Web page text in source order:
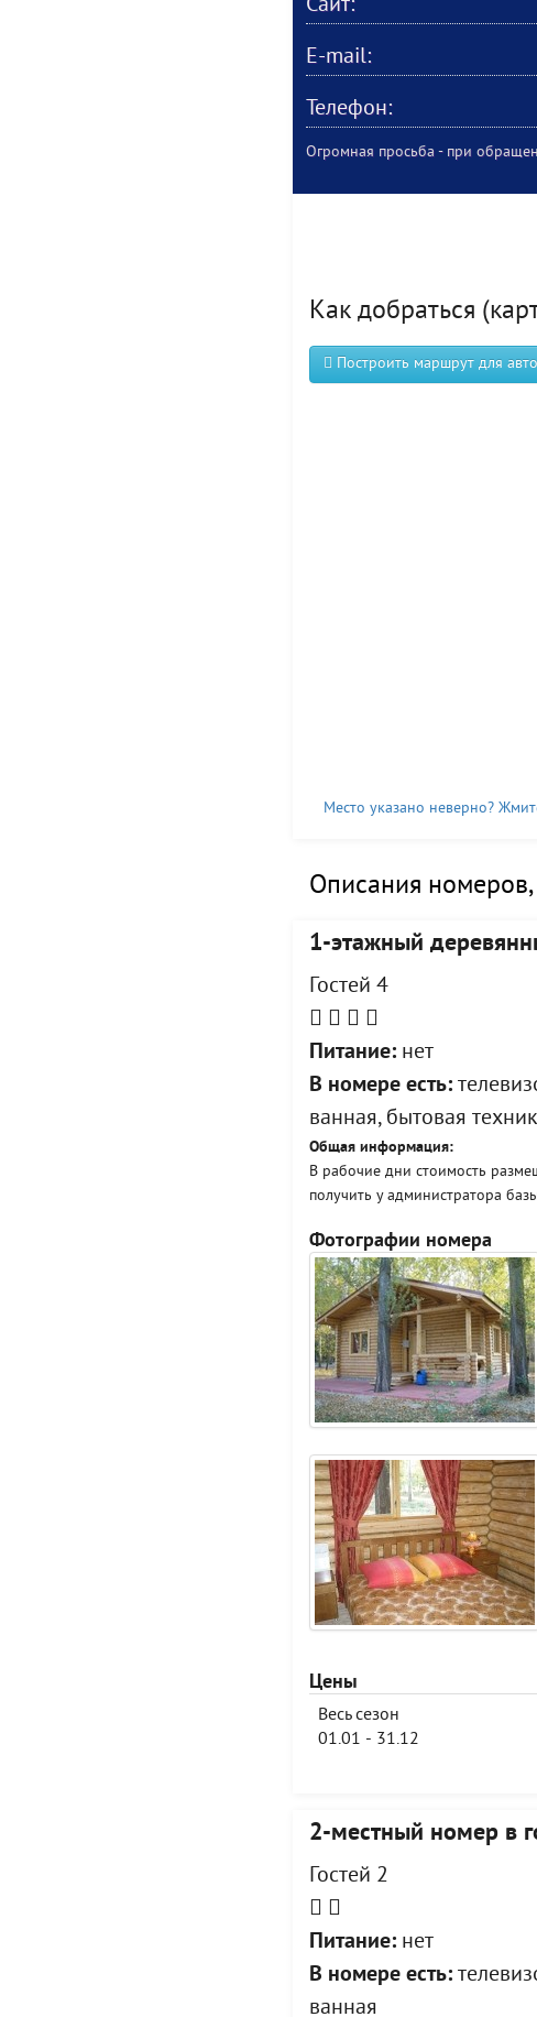
Сайт:
E-mail:
Телефон:
Огромная просьба - при
Как добраться
Построить маршрут для
Место указано неверно?
Описания
1-этажный
Гостей 4
Питание:нет
В номере есть:
ванная, бытовая
Общая информация:
В рабочие дни стоимость
получить у администратора
Фотографии номера
Цены
Весь сезон
01.01 - 31.12
2-местный номер в
Гостей 2
Питание:нет
В номере есть:
ванная